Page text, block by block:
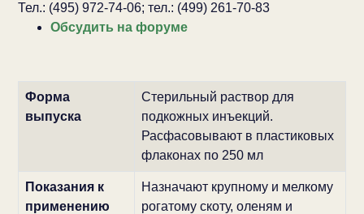
Тел.: (495) 972-74-06; тел.: (499) 261-70-83
Обсудить на форуме
Форма
выпуска
Стерильный раствор для
подкожных инъекций.
Расфасовывают в пластиковых
флаконах по 250 мл
Показания к
применению
Назначают крупному и мелкому
рогатому скоту, оленям и